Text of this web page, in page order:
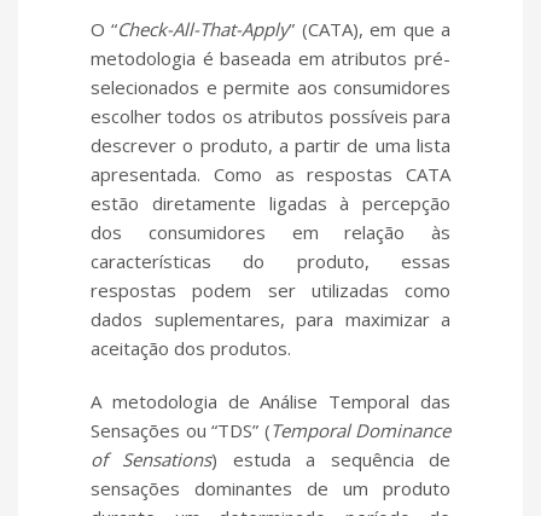
O “Check-All-That-Apply” (CATA), em que a
metodologia é baseada em atributos pré-
selecionados e permite aos consumidores
escolher todos os atributos possíveis para
descrever o produto, a partir de uma lista
apresentada. Como as respostas CATA
estão diretamente ligadas à percepção
dos consumidores em relação às
características do produto, essas
respostas podem ser utilizadas como
dados suplementares, para maximizar a
aceitação dos produtos.
A metodologia de Análise Temporal das
Sensações ou “TDS” (Temporal Dominance
of Sensations) estuda a sequência de
sensações dominantes de um produto